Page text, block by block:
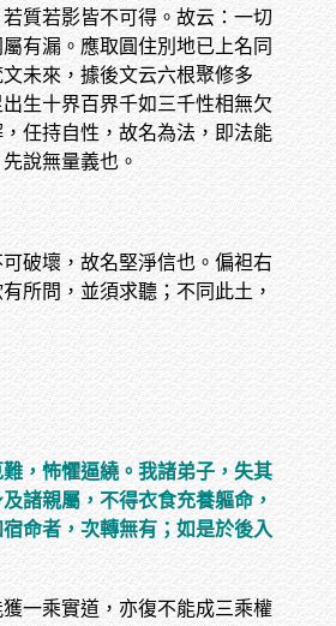
質若影皆不可得。故云：一切
有漏。應取圓住別地已上名同
未來，據後文云六根聚修多
生十界百界千如三千性相無欠
任持自性，故名為法，即法能
說無量義也。
破壞，故名堅淨信也。偏袒右
所問，並須求聽；不同此土，
，怖懼逼繞。我諸弟子，失其
諸親屬，不得衣食充養軀命，
命者，次轉無有；如是於後入
一乘實道，亦復不能成三乘權